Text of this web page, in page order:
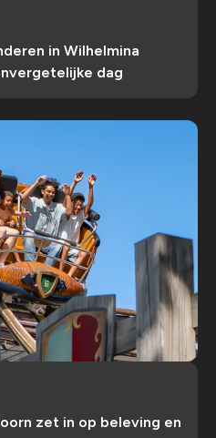
in Wilhelmina
dag
zet in op beleving en